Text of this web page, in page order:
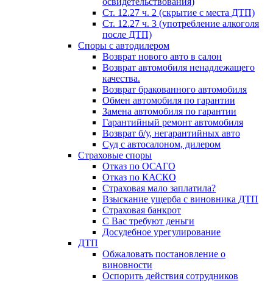
Ст. 12.27 ч. 2 (скрытие с места ДТП)
Ст. 12.27 ч. 3 (употребление алкоголя
после ДТП)
Споры с автодилером
Возврат нового авто в салон
Возврат автомобиля ненадлежащего
качества.
Возврат бракованного автомобиля
Обмен автомобиля по гарантии
Замена автомобиля по гарантии
Гарантийный ремонт автомобиля
Возврат б/у, негарантийных авто
Суд с автосалоном, дилером
Страховые споры
Отказ по ОСАГО
Отказ по КАСКО
Страховая мало заплатила?
Взыскание ущерба с виновника ДТП
Страховая банкрот
С Вас требуют деньги
Досудебное урегулирование
ДТП
Обжаловать постановление о
виновности
Оспорить действия сотрудников